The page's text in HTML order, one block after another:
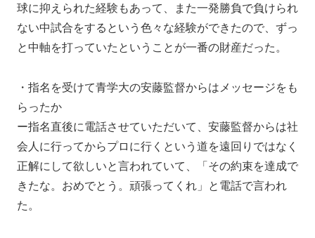
球に抑えられた経験もあって、また一発勝負で負けられ
ない中試合をするという色々な経験ができたので、ずっ
と中軸を打っていたということが一番の財産だった。
・指名を受けて青学大の安藤監督からはメッセージをも
らったか
ー指名直後に電話させていただいて、安藤監督からは社
会人に行ってからプロに行くという道を遠回りではなく
正解にして欲しいと言われていて、「その約束を達成で
きたな。おめでとう。頑張ってくれ」と電話で言われ
た。